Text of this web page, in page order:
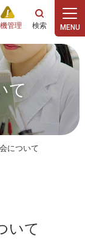
管理
て
について
いて